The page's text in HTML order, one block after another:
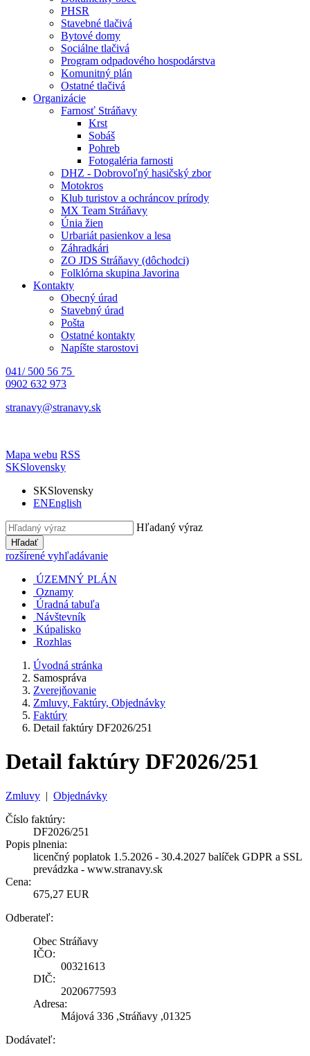
PHSR
Stavebné tlačivá
Bytové domy
Sociálne tlačivá
Program odpadového hospodárstva
Komunitný plán
Ostatné tlačivá
Organizácie
Farnosť Stráňavy
Krst
Sobáš
Pohreb
Fotogaléria farnosti
DHZ - Dobrovoľný hasičský zbor
Motokros
Klub turistov a ochráncov prírody
MX Team Stráňavy
Únia žien
Urbariát pasienkov a lesa
Záhradkári
ZO JDS Stráňavy (dôchodci)
Folklórna skupina Javorina
Kontakty
Obecný úrad
Stavebný úrad
Pošta
Ostatné kontakty
Napíšte starostovi
041/ 500 56 75
0902 632 973
stranavy@stranavy.sk
Mapa webu RSS
SKSlovensky
SKSlovensky
ENEnglish
Hľadaný výraz
Hľadať
rozšírené vyhľadávanie
ÚZEMNÝ PLÁN
Oznamy
Úradná tabuľa
Návštevník
Kúpalisko
Rozhlas
Úvodná stránka
Samospráva
Zverejňovanie
Zmluvy, Faktúry, Objednávky
Faktúry
Detail faktúry DF2026/251
Detail faktúry DF2026/251
Zmluvy | Objednávky
Číslo faktúry:
DF2026/251
Popis plnenia:
licenčný poplatok 1.5.2026 - 30.4.2027 balíček GDPR a SSL
prevádzka - www.stranavy.sk
Cena:
675,27 EUR
Odberateľ:
Obec Stráňavy
IČO:
00321613
DIČ:
2020677593
Adresa:
Májová 336 ,Stráňavy ,01325
Dodávateľ: